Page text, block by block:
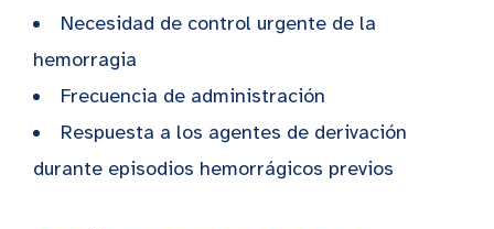
Necesidad de control urgente de la
hemorragia
Frecuencia de administración
Respuesta a los agentes de derivación
durante episodios hemorrágicos previos